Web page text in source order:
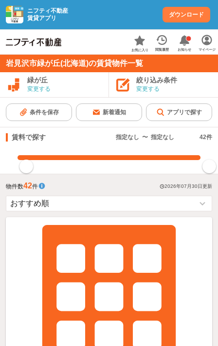
ニフティ不動産
賃貸アプリ
ダウンロード
お気に入り 閲覧履歴 お知らせ マイページ
岩見沢市緑が丘(北海道)の賃貸物件一覧
緑が丘
変更する
絞り込み条件
変更する
条件を保存 新着通知 アプリで探す
賃料で探す 指定なし 〜 指定なし 42件
物件数42件 2026年07月30日更新